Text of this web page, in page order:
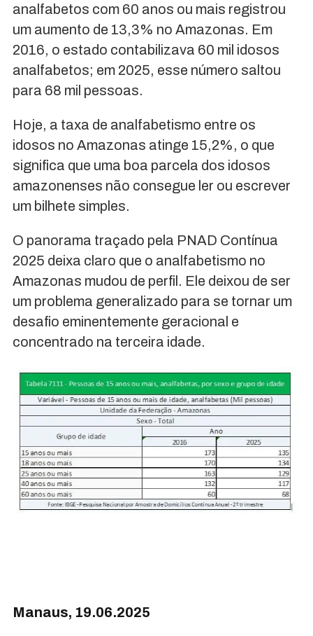
analfabetos com 60 anos ou mais registrou
um aumento de 13,3% no Amazonas. Em
2016, o estado contabilizava 60 mil idosos
analfabetos; em 2025, esse número saltou
para 68 mil pessoas.
Hoje, a taxa de analfabetismo entre os
idosos no Amazonas atinge 15,2%, o que
significa que uma boa parcela dos idosos
amazonenses não consegue ler ou escrever
um bilhete simples.
O panorama traçado pela PNAD Contínua
2025 deixa claro que o analfabetismo no
Amazonas mudou de perfil. Ele deixou de ser
um problema generalizado para se tornar um
desafio eminentemente geracional e
concentrado na terceira idade.
Manaus, 19.06.2025